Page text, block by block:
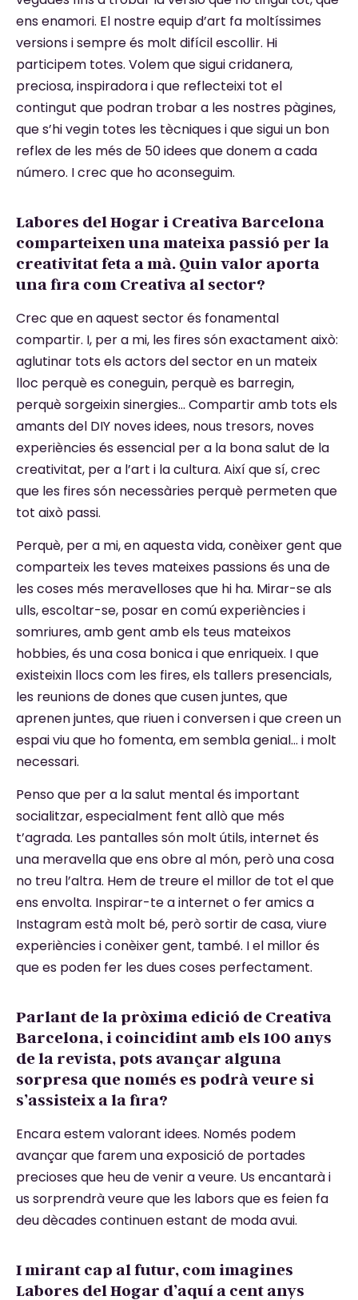
ens enamori. El nostre equip d’art fa moltíssimes
versions i sempre és molt difícil escollir. Hi
participem totes. Volem que sigui cridanera,
preciosa, inspiradora i que reflecteixi tot el
contingut que podran trobar a les nostres pàgines,
que s’hi vegin totes les tècniques i que sigui un bon
reflex de les més de 50 idees que donem a cada
número. I crec que ho aconseguim.
Labores del Hogar i Creativa Barcelona
comparteixen una mateixa passió per la
creativitat feta a mà. Quin valor aporta
una fira com Creativa al sector?
Crec que en aquest sector és fonamental
compartir. I, per a mi, les fires són exactament això:
aglutinar tots els actors del sector en un mateix
lloc perquè es coneguin, perquè es barregin,
perquè sorgeixin sinergies… Compartir amb tots els
amants del DIY noves idees, nous tresors, noves
experiències és essencial per a la bona salut de la
creativitat, per a l’art i la cultura. Així que sí, crec
que les fires són necessàries perquè permeten que
tot això passi.
Perquè, per a mi, en aquesta vida, conèixer gent que
comparteix les teves mateixes passions és una de
les coses més meravelloses que hi ha. Mirar-se als
ulls, escoltar-se, posar en comú experiències i
somriures, amb gent amb els teus mateixos
hobbies, és una cosa bonica i que enriqueix. I que
existeixin llocs com les fires, els tallers presencials,
les reunions de dones que cusen juntes, que
aprenen juntes, que riuen i conversen i que creen un
espai viu que ho fomenta, em sembla genial… i molt
necessari.
Penso que per a la salut mental és important
socialitzar, especialment fent allò que més
t’agrada. Les pantalles són molt útils, internet és
una meravella que ens obre al món, però una cosa
no treu l’altra. Hem de treure el millor de tot el que
ens envolta. Inspirar-te a internet o fer amics a
Instagram està molt bé, però sortir de casa, viure
experiències i conèixer gent, també. I el millor és
que es poden fer les dues coses perfectament.
Parlant de la pròxima edició de Creativa
Barcelona, i coincidint amb els 100 anys
de la revista, pots avançar alguna
sorpresa que només es podrà veure si
s’assisteix a la fira?
Encara estem valorant idees. Només podem
avançar que farem una exposició de portades
precioses que heu de venir a veure. Us encantarà i
us sorprendrà veure que les labors que es feien fa
deu dècades continuen estant de moda avui.
I mirant cap al futur, com imagines
Labores del Hogar d’aquí a cent anys